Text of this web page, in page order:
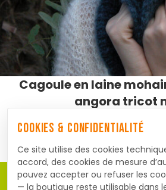
Cagoule en laine
angora tricot
59,00
Cookies & confidentialité
Ce site utilise des cookies
accord, des cookies de mesure
pouvez accepter ou refuser les
— la boutique reste utilisable dans